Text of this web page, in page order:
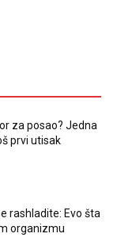
za posao? Jedna
prvi utisak
rashladite: Evo šta
organizmu